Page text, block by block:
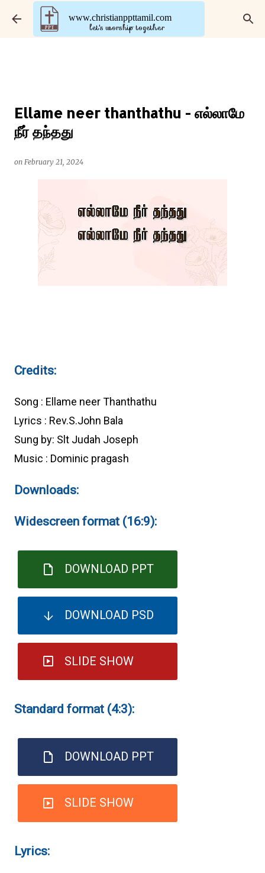
Skip to main content
www.christianppttamil.com
let's worship together
Ellame neer thanthathu - எல்லாமே
நீர் தந்தது
on February 21, 2024
Credits:
Song : Ellame neer Thanthathu
Lyrics : Rev.S.John Bala
Sung by: Slt Judah Joseph
Music : Dominic pragash
Downloads:
Widescreen format (16:9):
DOWNLOAD PPT
DOWNLOAD PSD
SLIDE SHOW
Standard format (4:3):
DOWNLOAD PPT
SLIDE SHOW
Lyrics: